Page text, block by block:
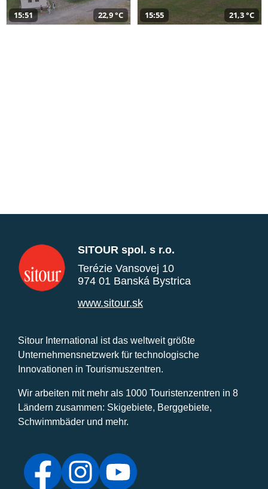
15:51 22,9 °C 15:55 21,3 °C
SITOUR spol. s r.o.
Terézie Vansovej 10
974 01 Banská Bystrica
www.sitour.sk
Sitour International ist das weltweit größte
Unternehmensnetzwerk für technologische
Innovationen in Tourismuszentren.
Wir arbeiten mit mehr als 1000 Touristenzentren in 8
Ländern zusammen: Skigebiete, Berggebiete,
Schwimmbäder und mehr.